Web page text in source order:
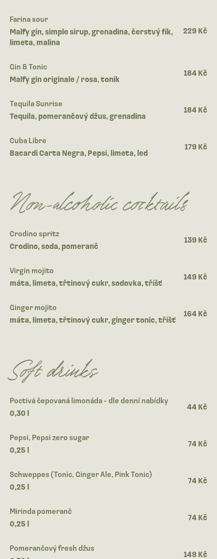
Farina sour
Malfy gin, simple sirup, grenadina, čerstvý fík,
limeta, malina
229 Kč
Gin & Tonic
Malfy gin originale / rosa, tonik
184 Kč
Tequila Sunrise
Tequila, pomerančový džus, grenadina
184 Kč
Cuba Libre
Bacardi Carta Negra, Pepsi, limeta, led
179 Kč
Non-alcoholic cocktails
Crodino spritz
Crodino, soda, pomeranč
139 Kč
Virgin mojito
máta, limeta, třtinový cukr, sodovka, tříšť
149 Kč
Ginger mojito
máta, limeta, třtinový cukr, ginger tonic, tříšť
164 Kč
Soft drinks
Poctivá čepovaná limonáda - dle denní nabídky
0,30 l
44 Kč
Pepsi, Pepsi zero sugar
0,25 l
74 Kč
Schweppes (Tonic, Ginger Ale, Pink Tonic)
0,25 l
74 Kč
Mirinda pomeranč
0,25 l
74 Kč
Pomerančový fresh džus
149 Kč